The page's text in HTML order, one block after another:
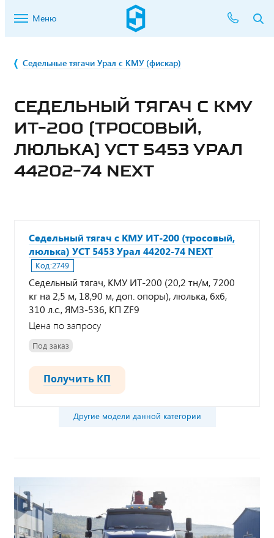
Меню
Седельные тягачи Урал с КМУ (фискар)
СЕДЕЛЬНЫЙ ТЯГАЧ С КМУ
ИТ-200 (ТРОСОВЫЙ,
ЛЮЛЬКА) УСТ 5453 УРАЛ
44202-74 NEXT
Седельный тягач с КМУ ИТ-200 (тросовый,
люлька) УСТ 5453 Урал 44202-74 NEXT
Код:2749
Седельный тягач, КМУ ИТ-200 (20,2 тн/м, 7200
кг на 2,5 м, 18,90 м, доп. опоры), люлька, 6х6,
310 л.с., ЯМЗ-536, КП ZF9
Цена по запросу
Под заказ
Получить КП
Другие модели данной категории